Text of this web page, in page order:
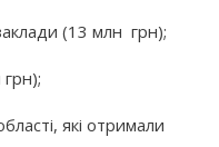
(13 млн грн);
які отримали